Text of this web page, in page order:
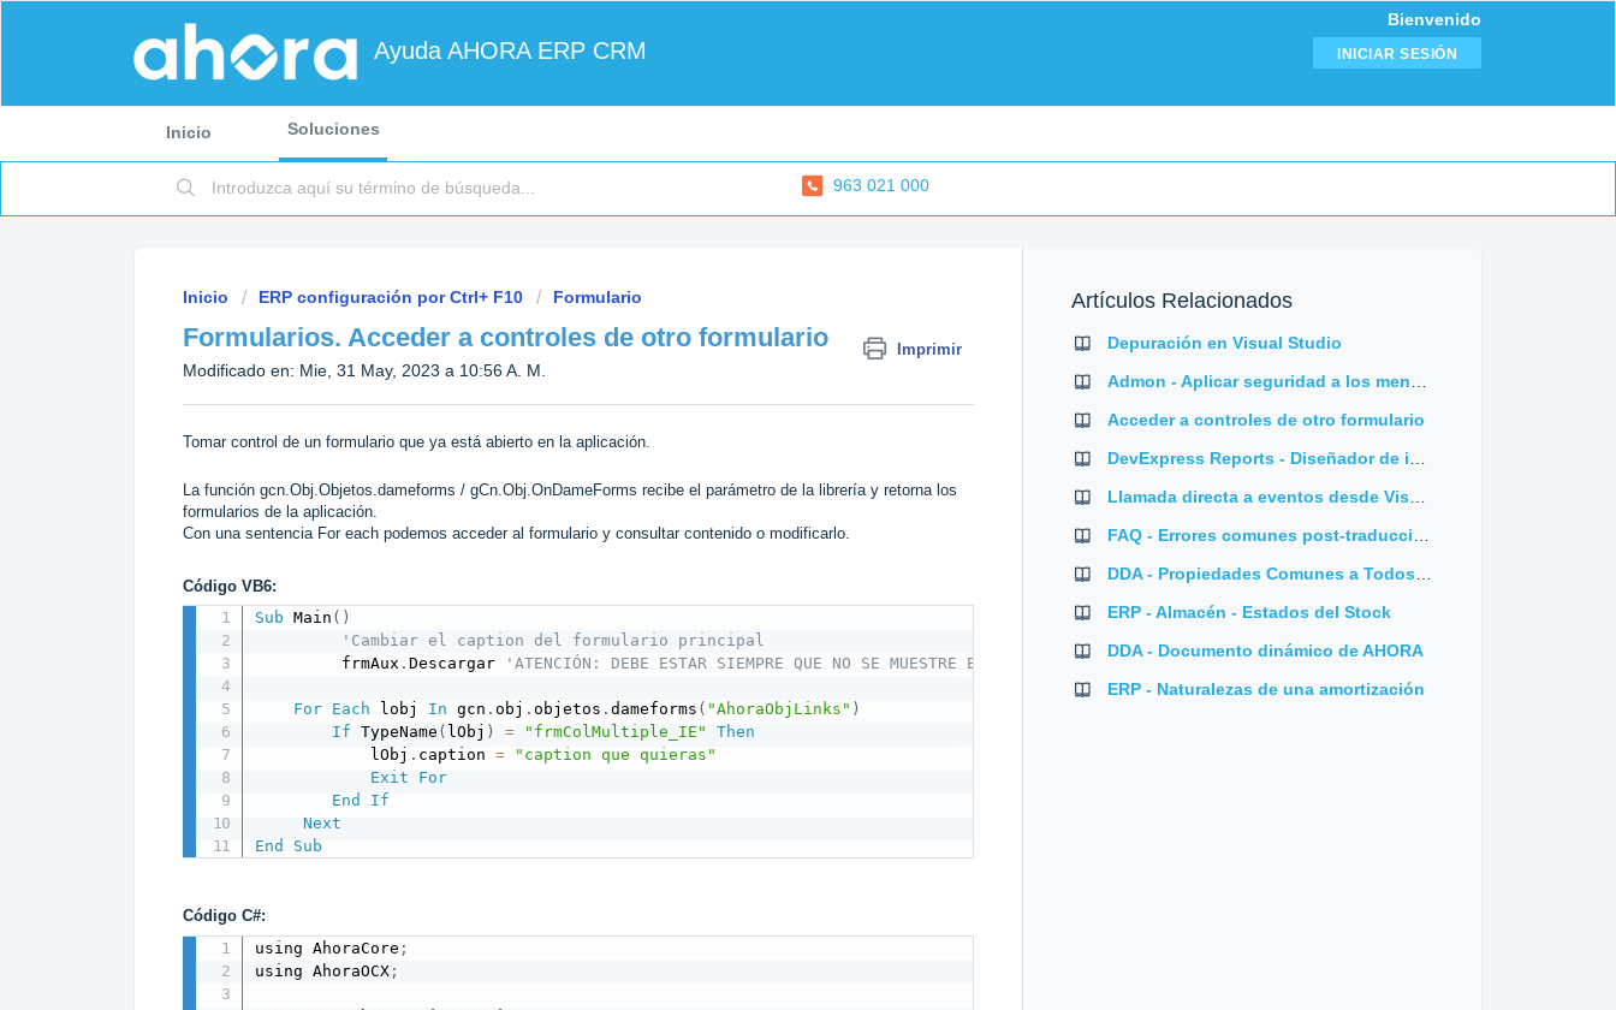
Ayuda AHORA ERP CRM
Bienvenido
INICIAR SESIÓN
Inicio Soluciones
963 021 000
Inicio ERP configuración por Ctrl+ F10 Formulario
Formularios. Acceder a controles de otro formulario Imprimir
Modificado en: Mie, 31 May, 2023 a 10:56 A. M.
Tomar control de un formulario que ya está abierto en la aplicación.
La función gcn.Obj.Objetos.dameforms / gCn.Obj.OnDameForms recibe el parámetro de la librería y retorna los
formularios de la aplicación.
Con una sentencia For each podemos acceder al formulario y consultar contenido o modificarlo.
Código VB6:
Sub Main ( )
'Cambiar el caption del formulario principal
         frmAux
.Descargar 'ATENCIÓN: DEBE ESTAR SIEMPRE QUE NO SE MUESTRE EL FORMULARIO.
For Each lobj In gcn .obj .objetos .dameforms ( "AhoraObjLinks" )
If TypeName ( lObj ) = "frmColMultiple_IE"
Then
			lObj
. caption =
"caption que quieras"
Exit
For
End
If
Next
End
Sub
Código C#:
using AhoraCore ;
using AhoraOCX ;
Artículos Relacionados
Depuración en Visual Studio
Acceder a controles de otro formulario
ERP - Almacén - Estados del Stock
DDA - Documento dinámico de AHORA
ERP - Naturalezas de una amortización